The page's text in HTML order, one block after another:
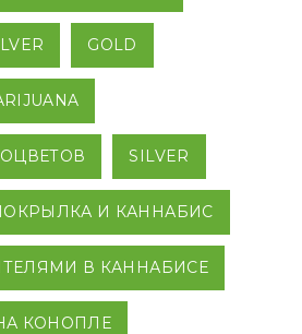
GOLD
SILVER
И КАННАБИС
В КАННАБИСЕ
КОНОПЛЕ